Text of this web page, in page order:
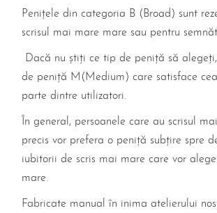
Penițele din categoria B (Broad) sunt
scrisul mai mare mare sau pentru
Dacă nu știți ce tip de peniță să
de peniță M(Medium) care satisface
parte dintre utilizatori.
În general, persoanele care au scrisul
precis vor prefera o peniță subțire spre
iubitorii de scris mai mare care vor
mare.
Fabricate manual în inima atelierului